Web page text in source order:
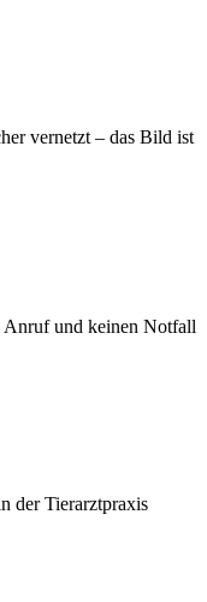
vernetzt – das Bild ist
Anruf und keinen Notfall
der Tierarztpraxis